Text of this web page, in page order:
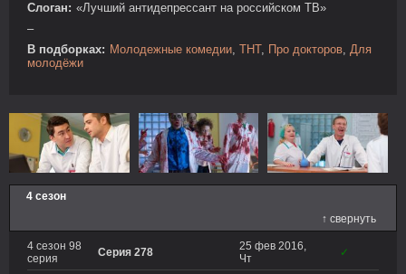
Слоган: «Лучший антидепрессант на российском ТВ»
–
В подборках: Молодежные комедии, ТНТ, Про докторов, Для
молодёжи
4 сезон
↑ свернуть
4 сезон 98
серия
Серия 278
25 фев 2016,
Чт
✓